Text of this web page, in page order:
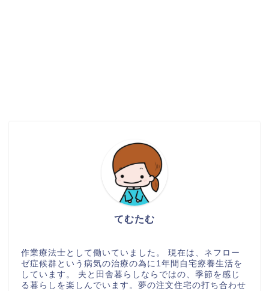
てむたむ
作業療法士として働いていました。 現在は、ネフロー
ゼ症候群という病気の治療の為に1年間自宅療養生活を
しています。 夫と田舎暮らしならではの、季節を感じ
る暮らしを楽しんでいます。夢の注文住宅の打ち合わせ